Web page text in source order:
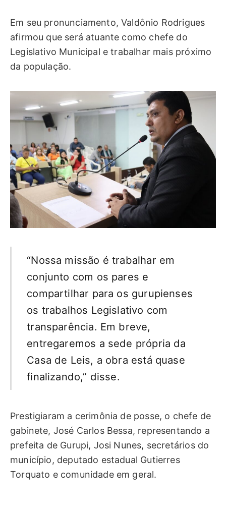
Em seu pronunciamento, Valdônio Rodrigues
afirmou que será atuante como chefe do
Legislativo Municipal e trabalhar mais próximo
da população.
“Nossa missão é trabalhar em
conjunto com os pares e
compartilhar para os gurupienses
os trabalhos Legislativo com
transparência. Em breve,
entregaremos a sede própria da
Casa de Leis, a obra está quase
finalizando,” disse.
Prestigiaram a cerimônia de posse, o chefe de
gabinete, José Carlos Bessa, representando a
prefeita de Gurupi, Josi Nunes, secretários do
município, deputado estadual Gutierres
Torquato e comunidade em geral.